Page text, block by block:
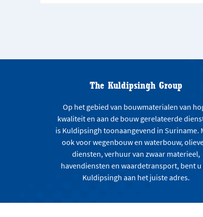
The Kuldipsingh Group
Op het gebied van bouwmaterialen van
kwaliteit en aan de bouw gerelateerde
is Kuldipsingh toonaangevend in Suriname.
ook voor wegenbouw en waterbouw,
diensten, verhuur van zwaar materieel,
havendiensten en waardetransport, bent
Kuldipsingh aan het juiste adres.